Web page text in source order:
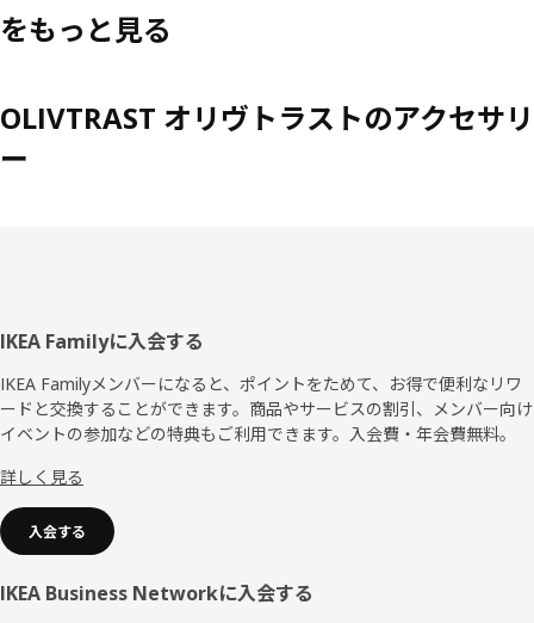
をもっと見る
OLIVTRAST オリヴトラストのアクセサリ
ー
フ
ッ
タ
IKEA Familyに入会する
IKEA Familyメンバーになると、ポイントをためて、お得で便利なリワ
ードと交換することができます。商品やサービスの割引、メンバー向け
イベントの参加などの特典もご利用できます。入会費・年会費無料。
詳しく見る
入会する
IKEA Business Networkに入会する